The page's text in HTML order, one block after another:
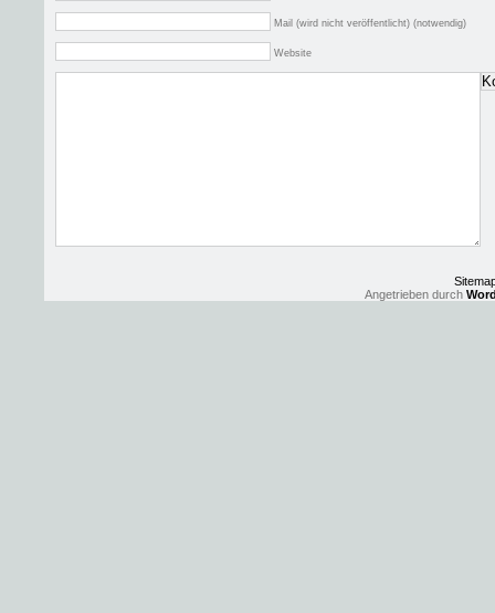
Mail (wird nicht veröffentlicht) (notwendig)
Website
Angetrieben durch